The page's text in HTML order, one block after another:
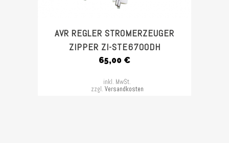
AVR REGLER STROMERZEUGER
ZIPPER ZI-STE6700DH
65,00 €
inkl. MwSt.
zzgl. Versandkosten